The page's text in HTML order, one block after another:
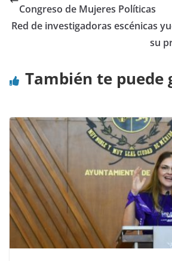
Congreso de Mujeres Políticas
Red de investigadoras escénicas
su
También te puede